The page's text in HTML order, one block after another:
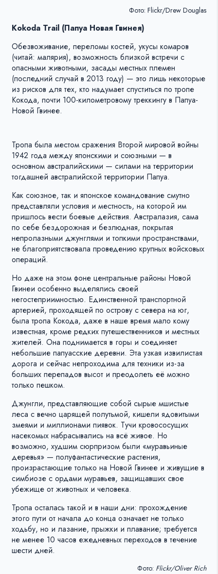
Фото: Flickr/Drew Douglas
Kokoda Trail (Папуа Новая Гвинея)
Обезвоживание, переломы костей, укусы комаров
(читай: малярия), возможность близкой встречи с
опасными животными, засады местных племен
(последний случай в 2013 году) — это лишь некоторые
из рисков для тех, кто надумает спуститься по тропе
Кокода, почти 100-километровому треккингу в Папуа-
Новой Гвинее.
Тропа была местом сражения Второй мировой войны
1942 года между японскими и союзными — в
основном австралийскими — силами на территории
тогдашней австралийской территории Папуа.
Как союзное, так и японское командование смутно
представляли условия и местность, на которой им
пришлось вести боевые действия. Австралазия, сама
по себе бездорожная и безлюдная, покрытая
непролазными джунглями и топкими пространствами,
не благоприятствовала проведению крупных войсковых
операций.
Но даже на этом фоне центральные районы Новой
Гвинеи особенно выделялись своей
негостеприимностью. Единственной транспортной
артерией, проходящей по острову с севера на юг,
была тропа Кокода, даже в наше время мало кому
известная, кроме редких путешественников и местных
жителей. Она поднимается в горы и соединяет
небольшие папуасские деревни. Эта узкая извилистая
дорога и сейчас непроходима для техники из-за
больших перепадов высот и преодолеть её можно
только пешком.
Джунгли, представляющие собой сырые мшистые
леса с вечно царящей полутьмой, кишели ядовитыми
змеями и миллионами пиявок. Тучи кровососущих
насекомых набрасывались на всё живое. Но
возможно, худшим сюрпризом были «муравьиные
деревья» — полуфантастические растения,
произрастающие только на Новой Гвинее и живущие в
симбиозе с ордами муравьев, защищавших свое
убежище от животных и человека.
Тропа осталась такой и в наши дни: прохождение
этого пути от начала до конца означает не только
ходьбу, но и лазание, прыжки и плавание; требуется
не менее 10 часов ежедневных переходов в течение
шести дней.
Фото: Flickr/Oliver Rich